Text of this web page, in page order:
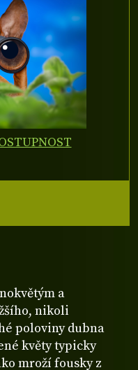
a
nikoli
poloviny dubna
květy typicky
mroží fousky z